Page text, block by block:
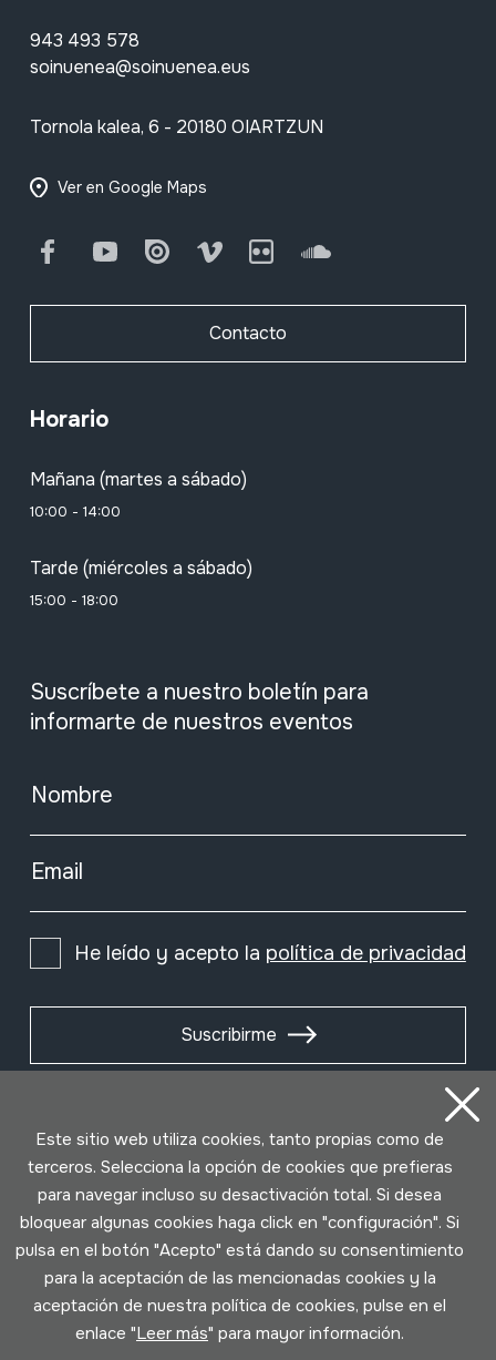
943 493 578
soinuenea@soinuenea.eus
Tornola kalea, 6 - 20180 OIARTZUN
Ver en Google Maps
FacebookYoutube Issuu Vimeo Flickr SoundCloud
Contacto
Horario
Mañana (martes a sábado)
10:00 - 14:00
Tarde (miércoles a sábado)
15:00 - 18:00
Suscríbete a nuestro boletín para
informarte de nuestros eventos
Nombre
Email
He leído y acepto la política de privacidad
Suscribirme
Condiciones de uso
Política de privacidad
Política de cookies
Este sitio web utiliza cookies, tanto propias como de
terceros. Selecciona la opción de cookies que prefieras
para navegar incluso su desactivación total. Si desea
bloquear algunas cookies haga click en "configuración". Si
pulsa en el botón "Acepto" está dando su consentimiento
para la aceptación de las mencionadas cookies y la
aceptación de nuestra política de cookies, pulse en el
enlace "Leer más" para mayor información.